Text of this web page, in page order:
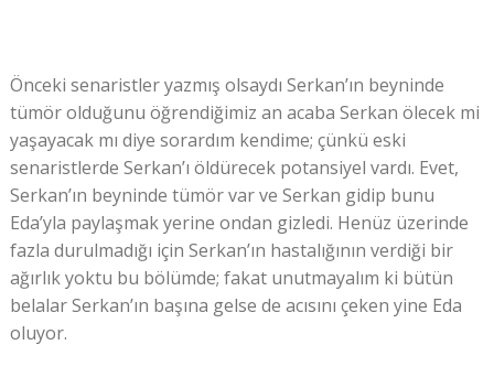
Önceki senaristler yazmış olsaydı Serkan’ın beyninde
tümör olduğunu öğrendiğimiz an acaba Serkan ölecek mi
yaşayacak mı diye sorardım kendime; çünkü eski
senaristlerde Serkan’ı öldürecek potansiyel vardı. Evet,
Serkan’ın beyninde tümör var ve Serkan gidip bunu
Eda’yla paylaşmak yerine ondan gizledi. Henüz üzerinde
fazla durulmadığı için Serkan’ın hastalığının verdiği bir
ağırlık yoktu bu bölümde; fakat unutmayalım ki bütün
belalar Serkan’ın başına gelse de acısını çeken yine Eda
oluyor.